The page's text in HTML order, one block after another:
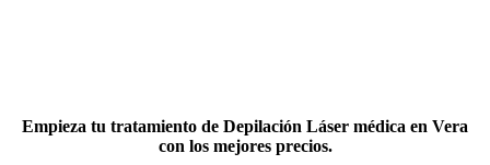
Empieza tu tratamiento de Depilación Láser médica en Vera
con los mejores precios.